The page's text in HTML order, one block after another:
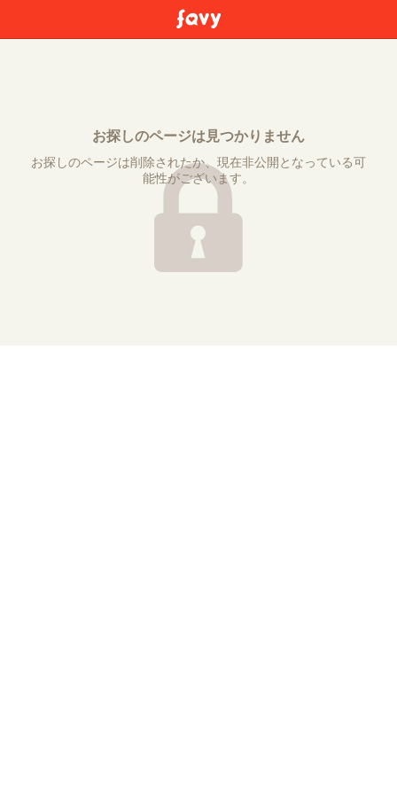
お探しのページは見つかりません
お探しのページは削除されたか、現在非公開となっている可
能性がございます。